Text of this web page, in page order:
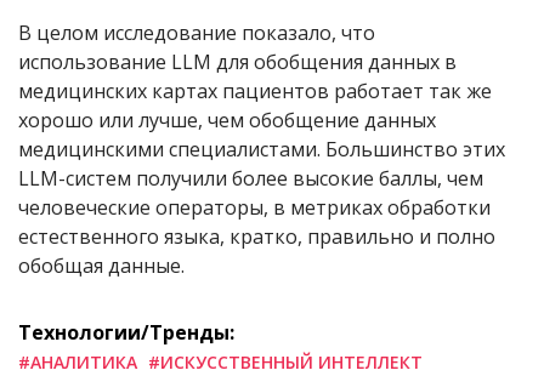
В целом исследование показало, что
использование LLM для обобщения данных в
медицинских картах пациентов работает так же
хорошо или лучше, чем обобщение данных
медицинскими специалистами. Большинство этих
LLM-систем получили более высокие баллы, чем
человеческие операторы, в метриках обработки
естественного языка, кратко, правильно и полно
обобщая данные.
Технологии/Тренды:
#АНАЛИТИКА #ИСКУССТВЕННЫЙ ИНТЕЛЛЕКТ